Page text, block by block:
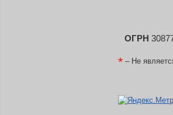
ОГРН
* – Не